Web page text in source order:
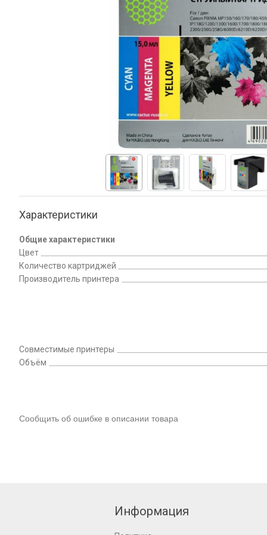
Характеристики
Общие характеристики
Цвет
Количество картриджей
Производитель принтера
Совместимые принтеры
Объём
Сообщить об ошибке в описании товара
Информация